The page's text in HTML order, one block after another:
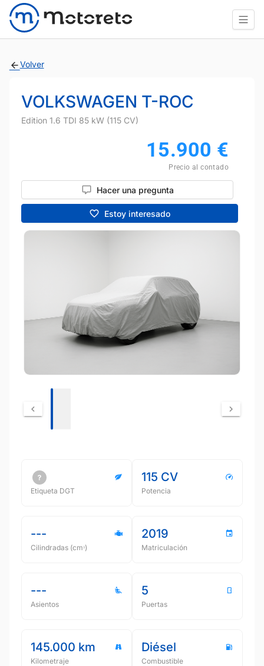
Volver
VOLKSWAGEN T-ROC
Edition 1.6 TDI 85 kW (115 CV)
15.900 €
Precio al contado
Hacer una pregunta
Estoy interesado
Etiqueta DGT
115 CV
Potencia
---
Cilindradas (cmᵌ)
2019
Matriculación
---
Asientos
5
Puertas
145.000 km
Kilometraje
Diésel
Combustible